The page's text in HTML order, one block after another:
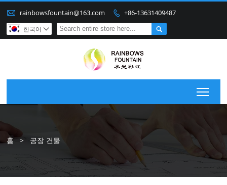
 rainbowsfountain@163.com  +86-13631409487

한국어 
홈 > 공장 건물